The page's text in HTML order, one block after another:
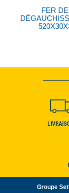
FER DE
Groupe